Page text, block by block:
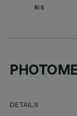
BIS
DETAILS